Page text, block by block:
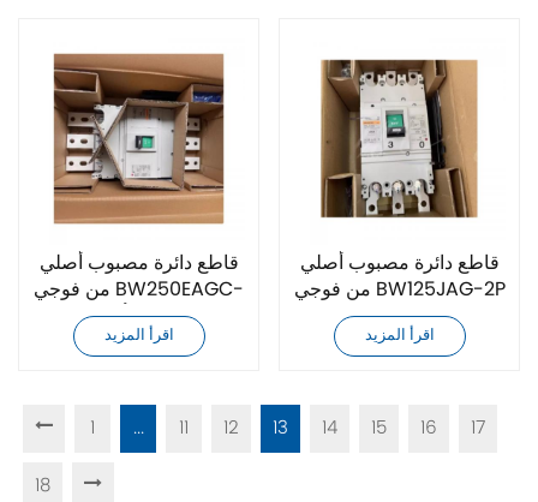
قاطع دائرة مصبوب أصلي
من فوجي BW250EAGC-
3P بقدرة 250 أمبير
اقرأ المزيد
قاطع دائرة مصبوب أصلي
من فوجي BW125JAG-2P
125A
اقرأ المزيد
1 ... 11 12 13 14 15 16
17
18